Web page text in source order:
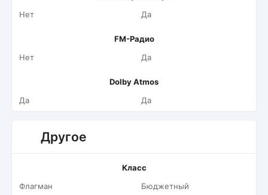
Нет
Да
FM-Радио
Нет
Да
Dolby Atmos
Да
Да
Другое
Класс
Флагман
Бюджетный